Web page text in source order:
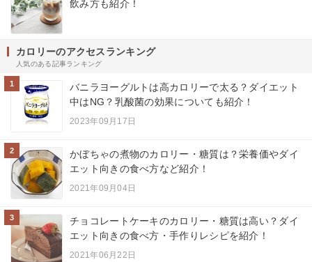
飲み方も紹介！
カロリーのアクセスランキング
人気のある記事ランキング
1
バニラヨーグルトは高カロリーで太る？ダイエット
中はNG？乳酸菌の効果についても紹介！
2023年09月17日
2
かぼちゃの煮物のカロリー・糖質は？栄養価やダイ
エット向きの食べ方など紹介！
2021年09月04日
3
チョコレートケーキのカロリー・糖質は高い？ダイ
エット向きの食べ方・手作りレシピを紹介！
2021年06月22日